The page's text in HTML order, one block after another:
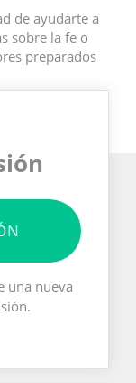
de ayudarte a
sobre la fe o
preparados
una nueva